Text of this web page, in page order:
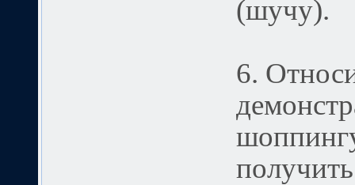
(шучу).
6.
получить